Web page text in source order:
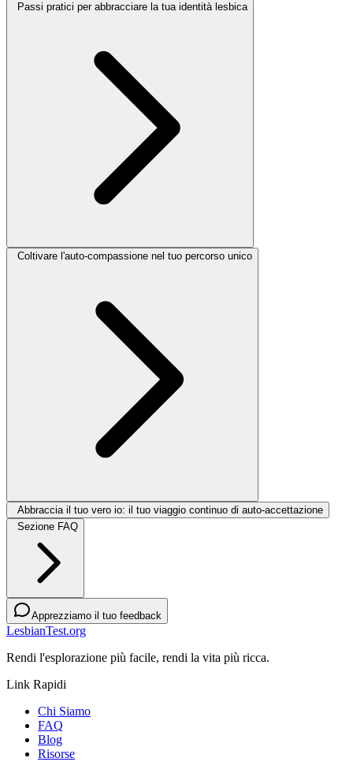
Passi pratici per abbracciare la tua identità lesbica
Coltivare l'auto-compassione nel tuo percorso unico
Abbraccia il tuo vero io: il tuo viaggio continuo di auto-accettazione
Sezione FAQ
Apprezziamo il tuo feedback
LesbianTest.org
Rendi l'esplorazione più facile, rendi la vita più ricca.
Link Rapidi
Chi Siamo
FAQ
Blog
Risorse